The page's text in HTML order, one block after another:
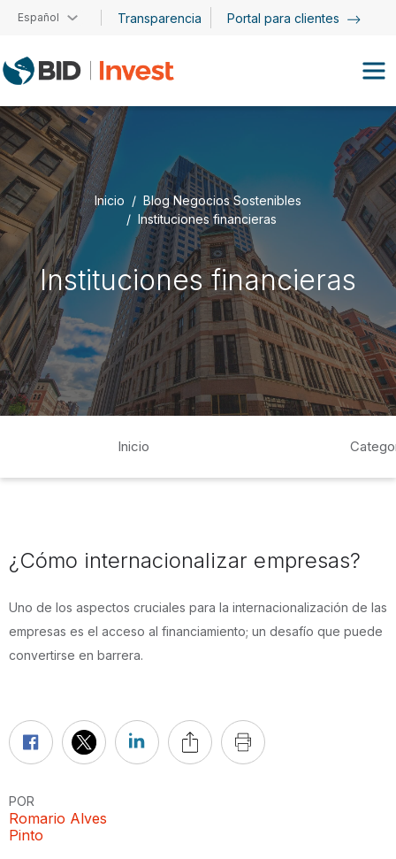
Pasar al contenido principal
Español Transparencia Portal para clientes
Inicio
Blog Negocios Sostenibles
Instituciones financieras
Instituciones financieras
Inicio
¿Cómo internacionalizar empresas?
Uno de los aspectos cruciales para la internacionalización de las
empresas es el acceso al financiamiento; un desafío que puede
convertirse en barrera.
POR
Romario Alves
Pinto